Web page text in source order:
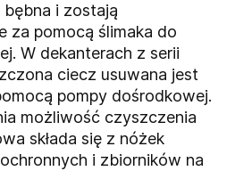
i zostają
za pomocą ślimaka do
W dekanterach z serii
ciecz usuwana jest
pompy dośrodkowej.
możliwość czyszczenia
składa się z nóżek
i zbiorników na